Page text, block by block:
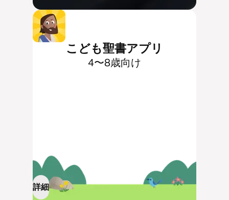
こども聖書アプリ
4〜8歳向け
詳細